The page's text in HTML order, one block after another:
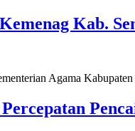
Kab.
Agama